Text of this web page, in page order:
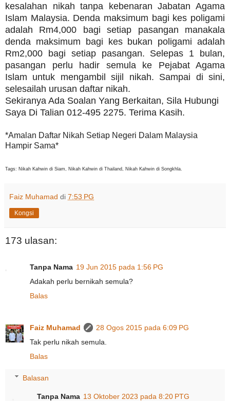
kesalahan nikah tanpa kebenaran Jabatan Agama
Islam Malaysia. Denda maksimum bagi kes poligami
adalah Rm4,000 bagi setiap pasangan manakala
denda maksimum bagi kes bukan poligami adalah
Rm2,000 bagi setiap pasangan. Selepas 1 bulan,
pasangan perlu hadir semula ke Pejabat Agama
Islam untuk mengambil sijil nikah. Sampai di sini,
selesailah urusan daftar nikah.
Sekiranya Ada Soalan Yang Berkaitan, Sila Hubungi
Saya Di Talian 012-495 2275. Terima Kasih.
*Amalan Daftar Nikah Setiap Negeri Dalam Malaysia
Hampir Sama*
Tags: Nikah Kahwin di Siam, Nikah Kahwin di Thailand, Nikah Kahwin di Songkhla.
Faiz Muhamad di 7:53 PG
Kongsi
173 ulasan:
Tanpa Nama 19 Jun 2015 pada 1:56 PG
Adakah perlu bernikah semula?
Balas
Faiz Muhamad
28 Ogos 2015 pada 6:09 PG
Tak perlu nikah semula.
Balas
Balasan
Tanpa Nama 13 Oktober 2023 pada 8:20 PTG